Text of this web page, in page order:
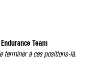
Team
terminer à ces positions-là,